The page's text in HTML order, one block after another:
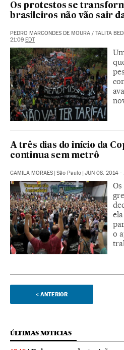
Os protestos se
brasileiros não vão sair
PEDRO MARCONDES DE MOURA / TALITA
21:09 EDT
A três dias do início da
continua sem metrô
CAMILA MORAES São Paulo JUN 08, 2014 -
o
< ANTERIOR
ÚLTIMAS NOTICIAS